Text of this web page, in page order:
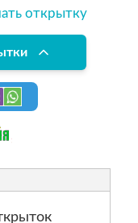
открытку